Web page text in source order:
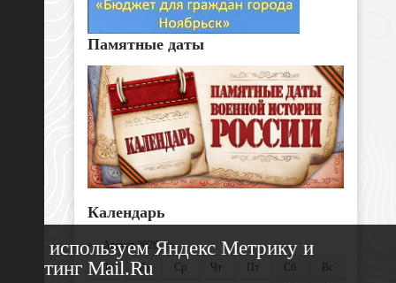
Памятные даты
Календарь
«Август 2026 »
Пн
Вт Ср Чт Пт Сб
Вс
Мы используем Яндекс Метрику и
Рейтинг Mail.Ru